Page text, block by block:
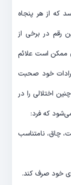
که از هر پنجاه
رقم در برخی از
ممکن است علائم
خود صحبت
اختلالی را در
که فرد:
چاق، نامتناسب
خود صرف کند.